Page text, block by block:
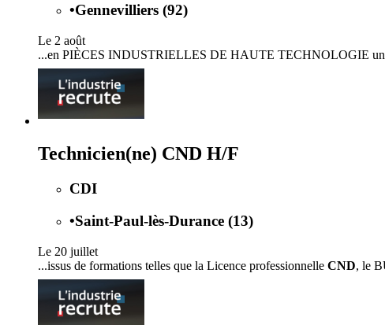
•Gennevilliers (92)
Le 2 août
...en PIÈCES INDUSTRIELLES DE HAUTE TECHNOLOGIE
Technicien(ne) CND H/F
CDI
•Saint-Paul-lès-Durance (13)
Le 20 juillet
...issus de formations telles que la Licence professionnelle CND, le